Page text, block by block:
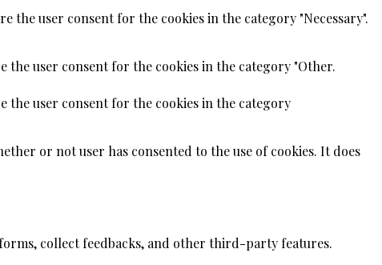
the user consent for the cookies in the category "Necessary".
the user consent for the cookies in the category "Other.
the user consent for the cookies in the category
or not user has consented to the use of cookies. It does
collect feedbacks, and other third-party features.